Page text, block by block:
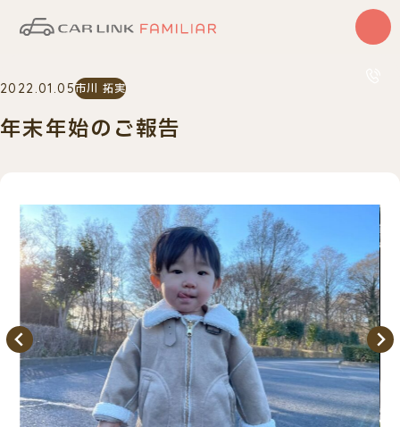
はじめての方
カーリース
買取査定
車種一覧
納車実績
店舗・スタッフ紹介
ご相談・
査定予約 車検・整備 車種検索
2022.01.05市川 拓実
年末年始のご報告